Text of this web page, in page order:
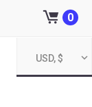
USD, $
0